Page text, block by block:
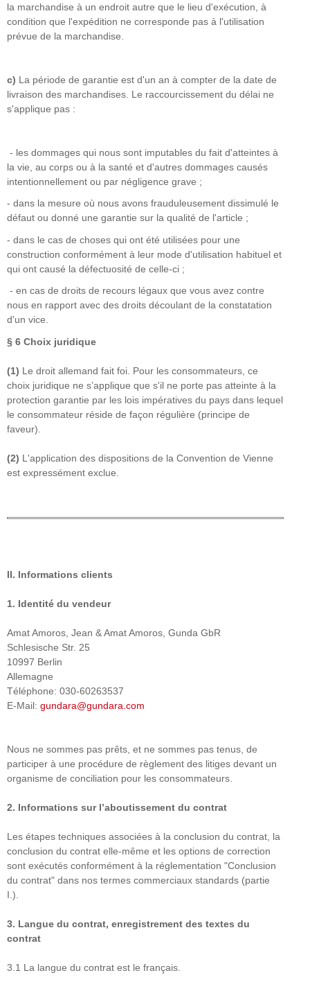
la marchandise à un endroit autre que le lieu d'exécution, à
condition que l'expédition ne corresponde pas à l'utilisation
prévue de la marchandise.
c) La période de garantie est d'un an à compter de la date de
livraison des marchandises. Le raccourcissement du délai ne
s'applique pas :
- les dommages qui nous sont imputables du fait d'atteintes à
la vie, au corps ou à la santé et d'autres dommages causés
intentionnellement ou par négligence grave ;
- dans la mesure où nous avons frauduleusement dissimulé le
défaut ou donné une garantie sur la qualité de l'article ;
- dans le cas de choses qui ont été utilisées pour une
construction conformément à leur mode d'utilisation habituel et
qui ont causé la défectuosité de celle-ci ;
- en cas de droits de recours légaux que vous avez contre
nous en rapport avec des droits découlant de la constatation
d'un vice.
§ 6 Choix juridique
(1) Le droit allemand fait foi. Pour les consommateurs, ce
choix juridique ne s’applique que s'il ne porte pas atteinte à la
protection garantie par les lois impératives du pays dans lequel
le consommateur réside de façon régulière (principe de
faveur).
(2) L'application des dispositions de la Convention de Vienne
est expressément exclue.
II. Informations clients
1. Identité du vendeur
Amat Amoros, Jean & Amat Amoros, Gunda GbR
Schlesische Str. 25
10997 Berlin
Allemagne
Téléphone: 030-60263537
E-Mail: gundara@gundara.com
Nous ne sommes pas prêts, et ne sommes pas tenus, de
participer à une procédure de règlement des litiges devant un
organisme de conciliation pour les consommateurs.
2. Informations sur l’aboutissement du contrat
Les étapes techniques associées à la conclusion du contrat, la
conclusion du contrat elle-même et les options de correction
sont exécutés conformément à la réglementation "Conclusion
du contrat" dans nos termes commerciaux standards (partie
I.).
3. Langue du contrat, enregistrement des textes du
contrat
3.1 La langue du contrat est le français.